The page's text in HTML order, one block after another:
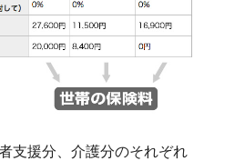
支援分、介護分のそれぞれ